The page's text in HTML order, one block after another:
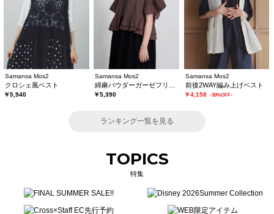
Samansa Mos2
クロシェ風ベスト
￥5,940
Samansa Mos2
￥5,390
Samansa Mos2
前後2WAY編み上げベスト
￥4,158 -30%OFF-
ランキング一覧を見る
TOPICS
特集